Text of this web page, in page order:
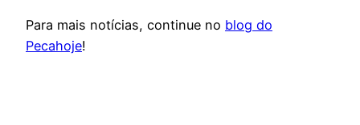
Para mais notícias, continue no blog do
Pecahoje!